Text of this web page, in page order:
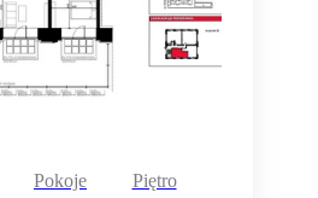
Pokoje
Piętro